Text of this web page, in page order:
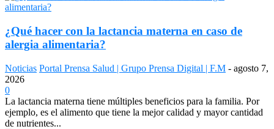
¿Qué hacer con la lactancia materna en caso de
alergia alimentaria?
Noticias Portal Prensa Salud | Grupo Prensa Digital | F.M - agosto 7,
2026
0
La lactancia materna tiene múltiples beneficios para la familia. Por
ejemplo, es el alimento que tiene la mejor calidad y mayor cantidad
de nutrientes...